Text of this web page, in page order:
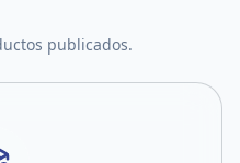
publicados.